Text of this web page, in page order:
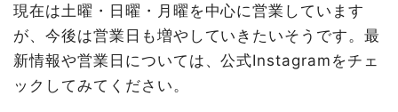
現在は土曜・日曜・月曜を中心に営業しています
が、今後は営業日も増やしていきたいそうです。最
新情報や営業日については、公式Instagramをチェ
ックしてみてください。